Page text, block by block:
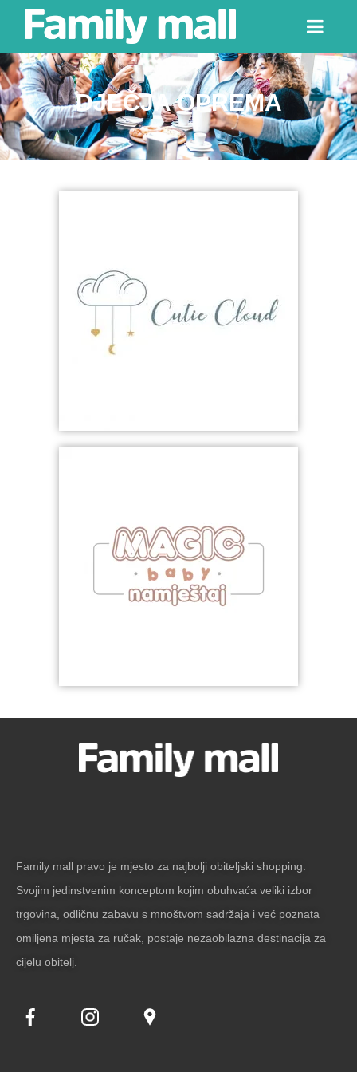
DJEČJA OPREMA
Family mall pravo je mjesto za najbolji obiteljski shopping.
Svojim jedinstvenim konceptom kojim obuhvaća veliki izbor
trgovina, odličnu zabavu s mnoštvom sadržaja i već poznata
omiljena mjesta za ručak, postaje nezaobilazna destinacija za
cijelu obitelj.